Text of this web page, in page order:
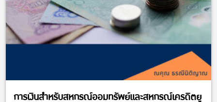
การเงินสำหรับสหกรณ์ออมทรัพย์และสหกรณ์เครดิตยู